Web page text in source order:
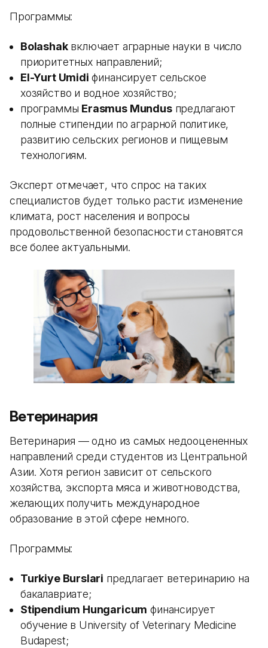
Программы:
Bolashakвключает аграрные науки в число
приоритетных направлений;
El-Yurt Umidi финансирует сельское
хозяйство и водное хозяйство;
программы Erasmus Mundusпредлагают
полные стипендии по аграрной политике,
развитию сельских регионов и пищевым
технологиям.
Эксперт отмечает, что спрос на таких
специалистов будет только расти: изменение
климата, рост населения и вопросы
продовольственной безопасности становятся
все более актуальными.
Ветеринария
Ветеринария — одно из самых недооцененных
направлений среди студентов из Центральной
Азии. Хотя регион зависит от сельского
хозяйства, экспорта мяса и животноводства,
желающих получить международное
образование в этой сфере немного.
Программы:
Turkiye Burslari предлагает ветеринарию на
бакалавриате;
Stipendium Hungaricum финансирует
обучение в University of Veterinary Medicine
Budapest;